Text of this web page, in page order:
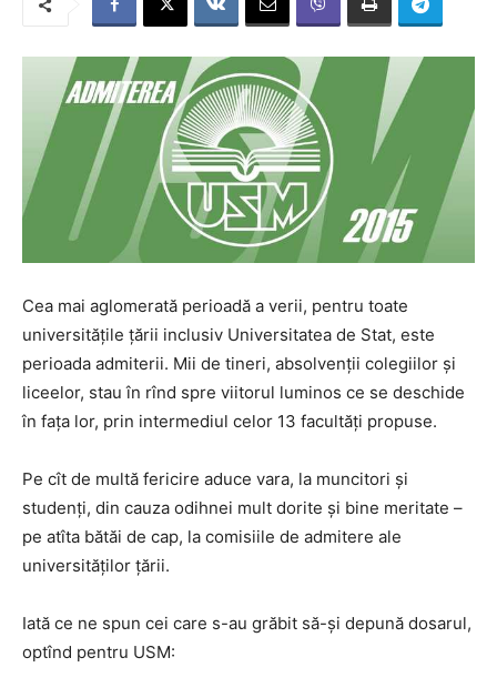
Cea mai aglomerată perioadă a verii, pentru toate
universitățile țării inclusiv Universitatea de Stat, este
perioada admiterii. Mii de tineri, absolvenții colegiilor și
liceelor, stau în rînd spre viitorul luminos ce se deschide
în fața lor, prin intermediul celor 13 facultăți propuse.
Pe cît de multă fericire aduce vara, la muncitori și
studenți, din cauza odihnei mult dorite și bine meritate –
pe atîta bătăi de cap, la comisiile de admitere ale
universităților țării.
Iată ce ne spun cei care s-au grăbit să-și depună dosarul,
optînd pentru USM: